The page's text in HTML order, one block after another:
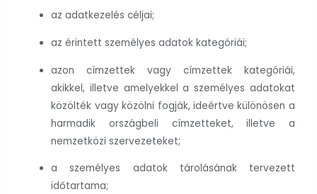
az adatkezelés céljai;
az érintett személyes adatok kategóriái;
azon címzettek vagy címzettek kategóriái,
akikkel, illetve amelyekkel a személyes adatokat
közölték vagy közölni fogják, ideértve különösen a
harmadik országbeli címzetteket, illetve a
nemzetközi szervezeteket;
a személyes adatok tárolásának tervezett
időtartama;